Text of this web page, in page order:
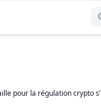
pour la régulation crypto